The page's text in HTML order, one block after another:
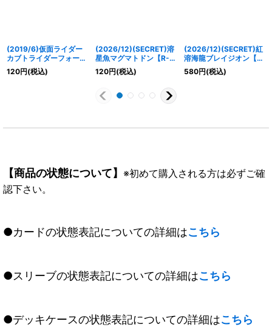
(2019/6)仮面ライダー
カブトライダーフォーム
【R】{CB09-009}
《赤》
120円(税込)
(2026/12)(SECRET)溶
星魚マグマトドン【R-
SEC】{BS75-010}
《赤》
120円(税込)
(2026/12)(SECRET)紅
溶海龍ブレイジオン【X-
SEC】{BS75-X02}
《赤》
580円(税込)
【商品の状態について】 ※初めて購入される方は必ずご確
認下さい。
●カードの状態表記についての詳細はこちら
●スリーブの状態表記についての詳細はこちら
●デッキケースの状態表記についての詳細はこちら